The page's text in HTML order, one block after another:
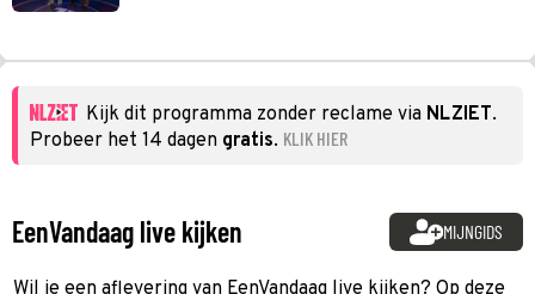
Kijk dit programma zonder reclame via NLZIET.
Probeer het 14 dagen gratis. KLIK HIER
EenVandaag live kijken MIJNGIDS
Wil je een aflevering van EenVandaag live kijken? Op deze